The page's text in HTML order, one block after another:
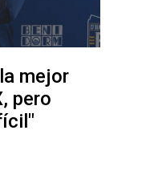
mejor
pero